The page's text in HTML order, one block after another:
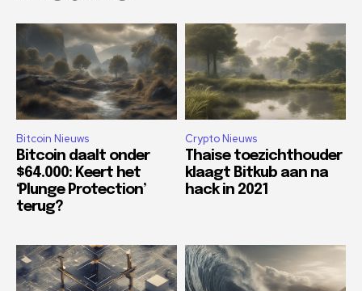
Bitcoin Nieuws
Bitcoin daalt onder
$64.000: Keert het
‘Plunge Protection’
terug?
Crypto Nieuws
Thaise toezichthouder
klaagt Bitkub aan na
hack in 2021